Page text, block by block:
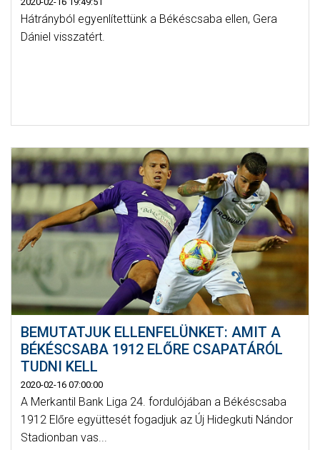
Hátrányból egyenlítettünk a Békéscsaba ellen, Gera
Dániel visszatért.
BEMUTATJUK ELLENFELÜNKET: AMIT A
BÉKÉSCSABA 1912 ELŐRE CSAPATÁRÓL
TUDNI KELL
2020-02-16 07:00:00
A Merkantil Bank Liga 24. fordulójában a Békéscsaba
1912 Előre együttesét fogadjuk az Új Hidegkuti Nándor
Stadionban vas...